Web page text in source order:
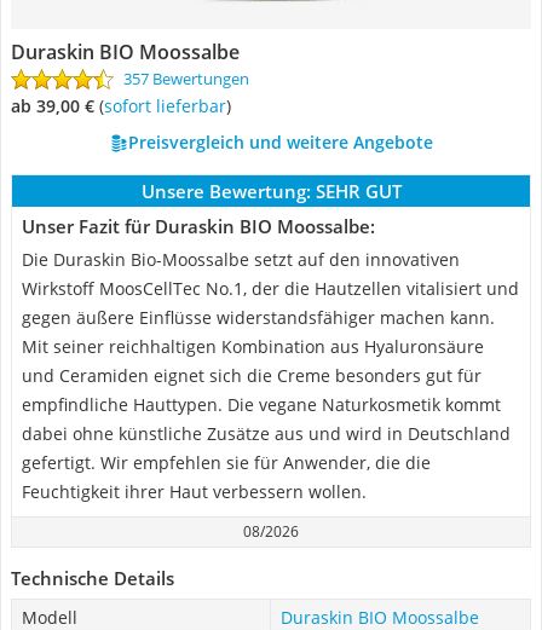
Duraskin BIO Moossalbe
357 Bewertungen
ab 39,00 € ( Sofort lieferbar)
Preisvergleich und weitere Angebote
Unsere Bewertung: SEHR GUT
Unser Fazit für Duraskin BIO Moossalbe:
Die Duraskin Bio-Moossalbe setzt auf den innovativen
Wirkstoff MoosCellTec No.1, der die Hautzellen vitalisiert und
gegen äußere Einflüsse widerstandsfähiger machen kann.
Mit seiner reichhaltigen Kombination aus Hyaluronsäure
und Ceramiden eignet sich die Creme besonders gut für
empfindliche Hauttypen. Die vegane Naturkosmetik kommt
dabei ohne künstliche Zusätze aus und wird in Deutschland
gefertigt. Wir empfehlen sie für Anwender, die die
Feuchtigkeit ihrer Haut verbessern wollen.
08/2026
Technische Details
Modell
Duraskin BIO Moossalbe